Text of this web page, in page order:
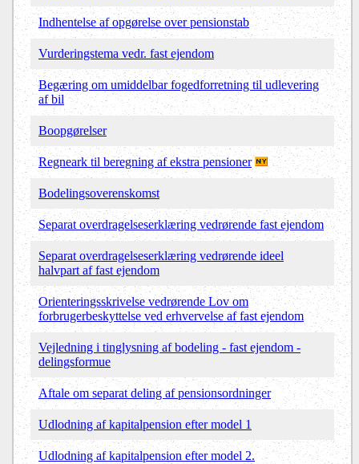
Indhentelse af opgørelse over pensionstab
Vurderingstema vedr. fast ejendom
Begæring om umiddelbar fogedforretning til udlevering
af bil
Boopgørelser
Regneark til beregning af ekstra pensioner
Bodelingsoverenskomst
Separat overdragelseserklæring vedrørende fast ejendom
Separat overdragelseserklæring vedrørende ideel
halvpart af fast ejendom
Orienteringsskrivelse vedrørende Lov om
forbrugerbeskyttelse ved erhvervelse af fast ejendom
Vejledning i tinglysning af bodeling - fast ejendom -
delingsformue
Aftale om separat deling af pensionsordninger
Udlodning af kapitalpension efter model 1
Udlodning af kapitalpension efter model 2.